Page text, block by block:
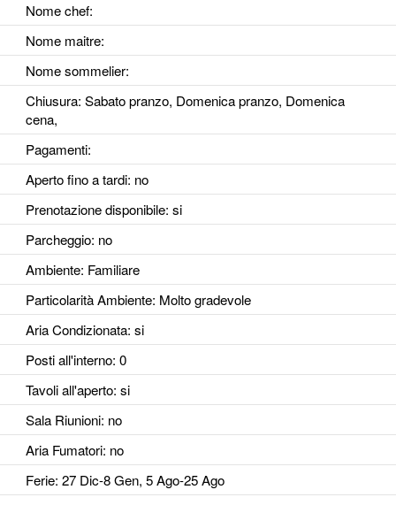
Nome chef:
Nome maitre:
Nome sommelier:
Chiusura: Sabato pranzo, Domenica pranzo, Domenica
cena,
Pagamenti:
Aperto fino a tardi: no
Prenotazione disponibile: si
Parcheggio: no
Ambiente: Familiare
Particolarità Ambiente: Molto gradevole
Aria Condizionata: si
Posti all'interno: 0
Tavoli all'aperto: si
Sala Riunioni: no
Aria Fumatori: no
Ferie: 27 Dic-8 Gen, 5 Ago-25 Ago